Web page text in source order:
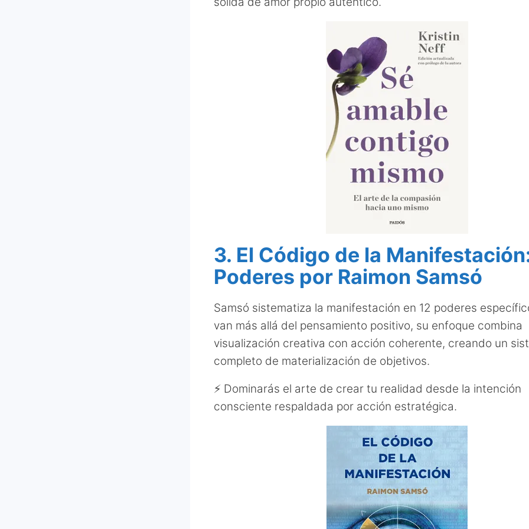
3. El Código de la
Poderes por Raimon Samsó
Samsó sistematiza la manifestación en 12 poderes
van más allá del pensamiento positivo, su enfoque combina
visualización creativa con acción coherente, creando un
completo de materialización de objetivos.
⚡ Dominarás el arte de crear tu realidad desde la intención
consciente respaldada por acción estratégica.